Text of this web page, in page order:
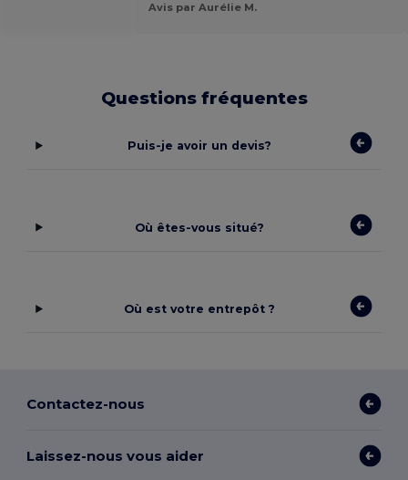
Avis par Aurélie M.
Questions fréquentes
Puis-je avoir un devis?
Où êtes-vous situé?
Où est votre entrepôt ?
Contactez-nous
Laissez-nous vous aider